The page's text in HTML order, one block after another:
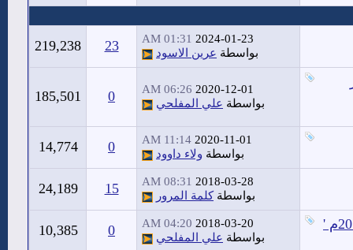
2024-01-23
01:31 AM
بواسطة عرين الاسود 23
219,238
2020-12-01
06:26 AM
بواسطة علي المفلحي 0
185,501
2020-11-01
11:14 AM
بواسطة ولاء داوود 0
14,774
2018-03-28
08:31 AM
بواسطةكلمة المرور 15
24,189
2018-03-20
04:20 AM
بواسطة علي المفلحي 0
10,385